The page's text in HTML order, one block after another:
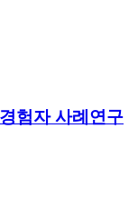
험자 사례연구